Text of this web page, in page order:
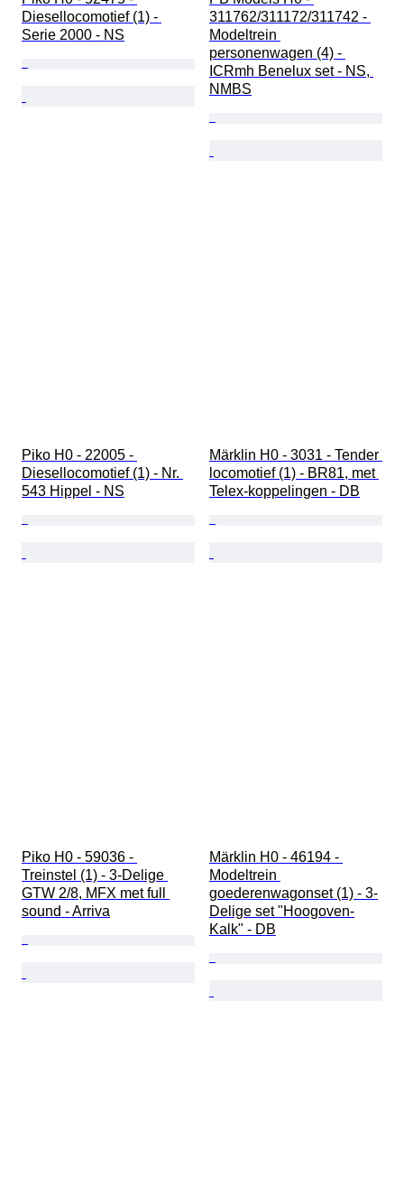
Diesellocomotief (1) -
Serie 2000 - NS
311762/311172/311742 -
Modeltrein
personenwagen (4) -
ICRmh Benelux set - NS,
NMBS
Piko H0 - 22005 -
Diesellocomotief (1) - Nr.
543 Hippel - NS
Märklin H0 - 3031 - Tender
locomotief (1) - BR81, met
Telex-koppelingen - DB
Piko H0 - 59036 -
Treinstel (1) - 3-Delige
GTW 2/8, MFX met full
sound - Arriva
Märklin H0 - 46194 -
Modeltrein
goederenwagonset (1) - 3-
Delige set "Hoogoven-
Kalk" - DB